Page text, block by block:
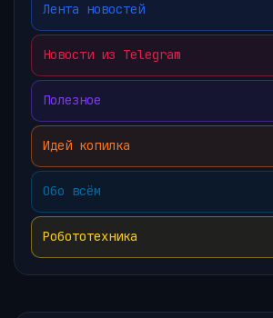
Лента новостей
Новости из Telegram
Полезное
Идей копилка
Обо всём
Робототехника